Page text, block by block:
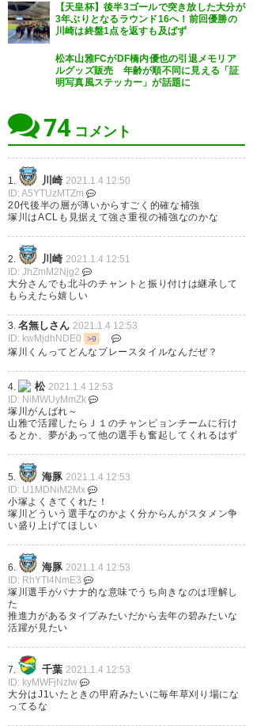
公式出たね塚川！ 頑張っていっ
てらっしゃい。
— naka (naka30524612)2021,
塚川 正直なコメントやなぁ がん
ばれって やってやれ！！夢に少
し近づいたぞ！
— わっしょい👏山雅
2011(SIROU) (midoridaiuki)
2021, 1月 4
ありがとう小塚！最強セクシー
フットボーラーもっと見たかっ
た。頑張れよ！
— Mr.T (Tatsuya1027T)
月 4
しかし川崎が塚川をどのポジシ
ョンで使うのか興味あるな。
— カズサ (kazusa33)
4
【天皇杯】後半3ゴールで突き放した大分が
3年ぶりとなるラウンド16へ！前回優勝の
川崎は終盤1点を返すも及ばず
松本山雅FCがDF橋内優也の引退メモリア
ルグッズ販売 年齢が順不同に見える「証
明写真風ステッカー」が話題に
74 コメント
1. 川崎 2021.1.4 12:50
ID: A5YTUzMTZm
20代後半の層が薄いからすごく的確な補強
塚川はACLも見据えて強さ重視の補強なのかな
2. 川崎 2021.1.4 12:51
ID: JhZmM2Njg2
大分さんでも北斗のチャントと振り付けは継承して
もらえたら嬉しい
3. 名無しさん 2021.1.4 12:53
ID: kwMjdhNDE0
>9
塚川くんってどんなプレースタイルなんだぜ？
4. 松 2021.1.4 12:53
ID: NiMWUyMmZk
塚川がんばれ～
山雅で活躍したらＪ１のチャンピョンチームに行け
るとか、夢があって他の選手も奮起してくれるはず
5. 海豚 2021.1.4 12:53
ID: U1MDNiM2Mx
小塚よくきてくれた！
塚川どういう選手なのかよく分からんがスタメン争
い盛り上げてほしい
6. 海豚 2021.1.4 12:53
ID: RhYTI4NmE3
塚川選手がバナナ的な意味でうち向きなのは理解し
た
推進力があるタイプみたいだから去年の碧みたいな
活躍が見たい
7. 千葉 2021.1.4 12:53
ID: kyMWFjNzIw
大分はJ1いたときの甲府みたいに毎年草刈り場にな
ってるな